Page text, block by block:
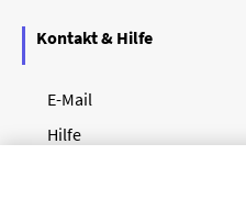
Kontakt & Hilfe
E-Mail
Hilfe